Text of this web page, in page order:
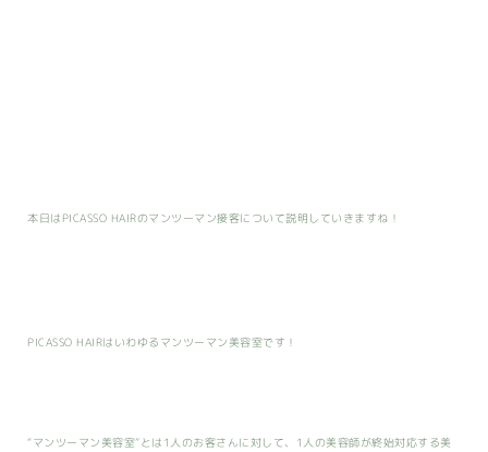
本日はPICASSO HAIRのマンツーマン接客について説明していきますね！
PICASSO HAIRはいわゆるマンツーマン美容室です！
“マンツーマン美容室”とは1人のお客さんに対して、1人の美容師が終始対応する美